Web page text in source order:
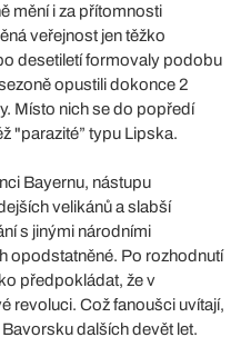
mění i za přítomnosti
veřejnost jen těžko
desetiletí formovaly podobu
opustili dokonce 2
Místo nich se do popředí
"parazité” typu Lipska.
Bayernu, nástupu
velikánů a slabší
s jinými národními
opodstatněné. Po rozhodnutí
předpokládat, že v
revoluci. Což fanoušci uvítají,
dalších devět let.